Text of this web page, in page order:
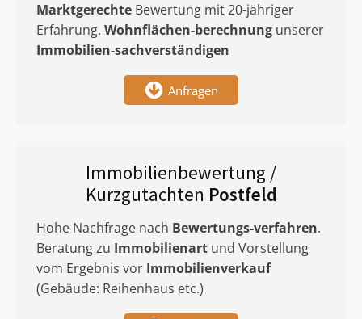
Marktgerechte Bewertung mit 20-jähriger
Erfahrung. Wohnflächen-berechnung unserer
Immobilien-sachverständigen
Anfragen
Immobilienbewertung /
Kurzgutachten Postfeld
Hohe Nachfrage nach Bewertungs-verfahren.
Beratung zu Immobilienart und Vorstellung
vom Ergebnis vor Immobilienverkauf
(Gebäude: Reihenhaus etc.)